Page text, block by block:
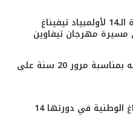
ر
k
ب
أملن.. تتويج الفائزات في الدورة الـ14 لأولمبياد تيفيناغ
مسيرة مهرجان تيفاوين
مهرجان تيفاوين يكرم مؤسسيه بمناسبة مرور 20 سنة على
الوطنية في دورتها 14